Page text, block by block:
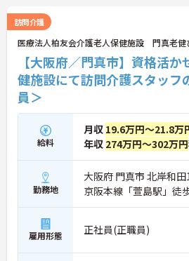
い。
訪問介護
医療法人柏友会介護老人保健施設 門真老健
【大阪府／門真市】資格活
健施設にて訪問介護スタッフ
員＞
給料
月収 19.6万円～21.8万
年収 274万円～302万円
勤務地
大阪府 門真市 北岸和
京阪本線「萱島駅」徒
雇用形態 正社員(正職員)